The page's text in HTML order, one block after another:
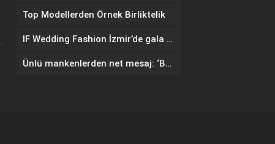
Top Modellerden Örnek Birliktelik
IF Wedding Fashion İzmir’de gala defilesinde yıldızlar geçidi
Ünlü mankenlerden net mesaj: ‘Bayrağımız Kırmızı Çizgimizdir’